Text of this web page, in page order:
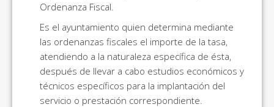
Ordenanza Fiscal.
Es el ayuntamiento quien determina mediante
las ordenanzas fiscales el importe de la tasa,
atendiendo a la naturaleza específica de ésta,
después de llevar a cabo estudios económicos y
técnicos específicos para la implantación del
servicio o prestación correspondiente.